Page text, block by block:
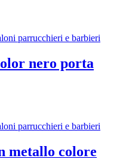
nero porta
metallo colore